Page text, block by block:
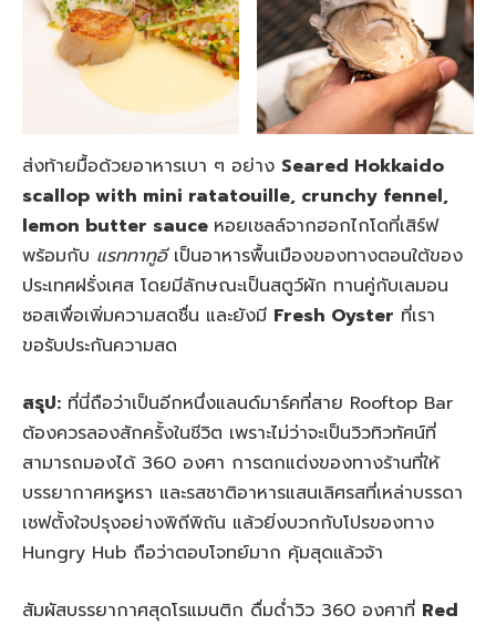
ส่งท้ายมื้อด้วยอาหารเบา ๆ อย่าง Seared Hokkaido
scallop with mini ratatouille, crunchy fennel,
lemon butter sauce หอยเชลล์จากฮอกไกโดที่เสิร์ฟ
พร้อมกับ แรททาทูอีเป็นอาหารพื้นเมืองของทางตอนใต้ของ
ประเทศฝรั่งเศส โดยมีลักษณะเป็นสตูว์ผัก ทานคู่กับเลมอน
ซอสเพื่อเพิ่มความสดชื่น และยังมี Fresh Oyster ที่เรา
ขอรับประกันความสด
สรุป: ที่นี่ถือว่าเป็นอีกหนึ่งแลนด์มาร์คที่สาย Rooftop Bar
ต้องควรลองสักครั้งในชีวิต เพราะไม่ว่าจะเป็นวิวทิวทัศน์ที่
สามารถมองได้ 360 องศา การตกแต่งของทางร้านที่ให้
บรรยากาศหรูหรา และรสชาติอาหารแสนเลิศรสที่เหล่าบรรดา
เชฟตั้งใจปรุงอย่างพิถีพิถัน แล้วยิ่งบวกกับโปรของทาง
Hungry Hub ถือว่าตอบโจทย์มาก คุ้มสุดแล้วจ้า
สัมผัสบรรยากาศสุดโรแมนติก ดื่มด่ำวิว 360 องศาที่ Red